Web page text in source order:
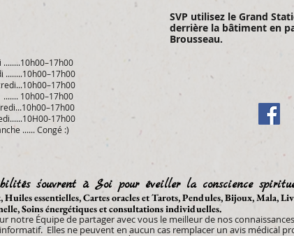
........10h00–17h00
........10h00–17h00
....... 10h00–17h00
17h00
...... Congé :)
SVP utilisez le Grand
derrière la bâtiment en
Brousseau.
s'ouvrent à Soi pour éveiller la conscience
Huiles essentielles, Cartes oracles et Tarots, Pendules, Bijoux, Mala,
Soins énergétiques et consultations individuelles.
notre Équipe de partager avec vous le meilleur de nos
Elles ne peuvent en aucun cas remplacer un avis médical